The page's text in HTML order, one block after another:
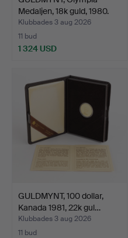
Medaljen, 18k guld, 1980.
Klubbades 3 aug 2026
11 bud
1 324 USD
GULDMYNT, 100 dollar,
Kanada 1981, 22k gul…
Klubbades 3 aug 2026
11 bud